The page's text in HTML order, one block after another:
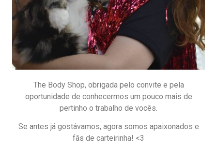
The Body Shop, obrigada pelo convite e pela
oportunidade de conhecermos um pouco mais de
pertinho o trabalho de vocês.
Se antes já gostávamos, agora somos apaixonados e
fãs de carteirinha! <3